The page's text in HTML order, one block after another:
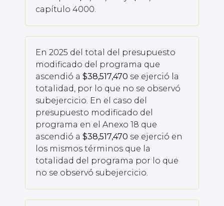
capítulo 4000.
En 2025 del total del presupuesto
modificado del programa que
ascendió a $38,517,470 se ejerció la
totalidad, por lo que no se observó
subejercicio. En el caso del
presupuesto modificado del
programa en el Anexo 18 que
ascendió a $38,517,470 se ejerció en
los mismos términos que la
totalidad del programa por lo que
no se observó subejercicio.